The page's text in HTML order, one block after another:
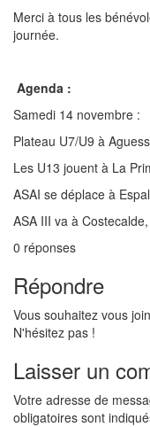
Merci à tous les
journée.
Agenda :
Samedi 14 novembre :
Plateau U7/U9 à
Les U13 jouent à La
ASAI se déplace à
ASA III va à
0 réponses
Répondre
Vous souhaitez vous
N'hésitez pas !
Laisser un
Votre adresse de
obligatoires sont